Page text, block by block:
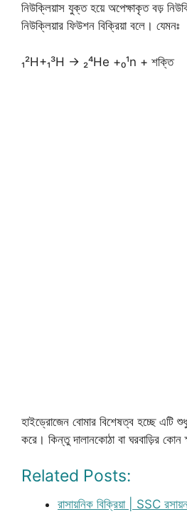
নিউক্লিয়াস যুক্ত হয়ে অপেক্ষাকৃত বড়
নিউক্লিয়ার ফিউশন বিক্রিয়া বলে। যেমনঃ
₁²H+₁³H → ₂⁴He +₀¹n + শক্তি
হাইড্রোজেন বোমার বিশেষত্ব হচ্ছে এটি
করে। কিন্তু দালানকোঠা বা ঘরবাড়ির কোন
Related Posts:
রাসায়নিক বিক্রিয়া | SSC